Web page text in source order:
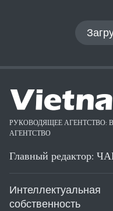
РУКОВОДЯЩЕЕ
АГЕНТСТВО
Главный редактор:
Интеллектуальная
собственность